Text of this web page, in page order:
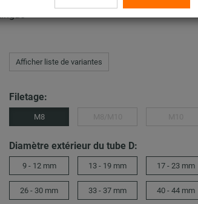
Afficher liste de variantes
Filetage:
M8
Diamètre extérieur du tube D:
9 - 12 mm 13 - 19 mm 17 - 23 mm
26 - 30 mm 33 - 37 mm 40 - 44 mm